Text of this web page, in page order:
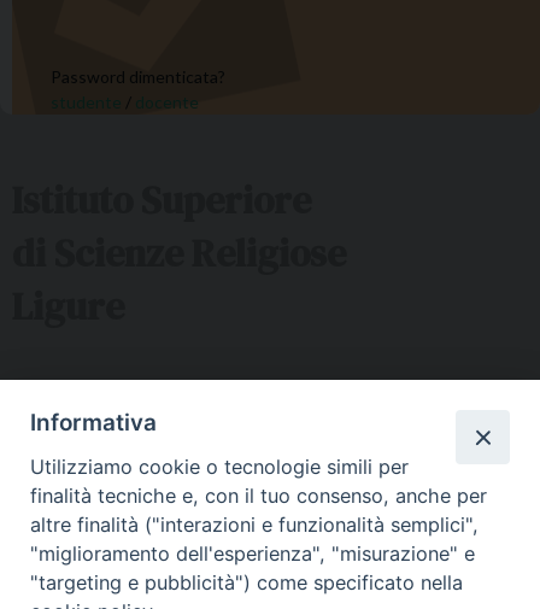
Password dimenticata?
studente / docente
via Serra 6c Genova - tel 010.5530657 - mail:
issr@diocesi.genova.it
Polo Didattico FAD Albenga
Via G. Galilei 36 Albenga (SV) - tel 334 5716127 – mail:
issralbenga@gmail.com
Informativa
Utilizziamo cookie o tecnologie simili per
finalità tecniche e, con il tuo consenso, anche per
altre finalità ("interazioni e funzionalità semplici",
"miglioramento dell'esperienza", "misurazione" e
"targeting e pubblicità") come specificato nella